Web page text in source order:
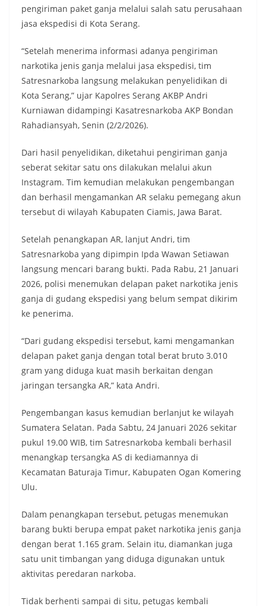
pengiriman paket ganja melalui salah satu perusahaan
jasa ekspedisi di Kota Serang.
“Setelah menerima informasi adanya pengiriman
narkotika jenis ganja melalui jasa ekspedisi, tim
Satresnarkoba langsung melakukan penyelidikan di
Kota Serang,” ujar Kapolres Serang AKBP Andri
Kurniawan didampingi Kasatresnarkoba AKP Bondan
Rahadiansyah, Senin (2/2/2026).
Dari hasil penyelidikan, diketahui pengiriman ganja
seberat sekitar satu ons dilakukan melalui akun
Instagram. Tim kemudian melakukan pengembangan
dan berhasil mengamankan AR selaku pemegang akun
tersebut di wilayah Kabupaten Ciamis, Jawa Barat.
Setelah penangkapan AR, lanjut Andri, tim
Satresnarkoba yang dipimpin Ipda Wawan Setiawan
langsung mencari barang bukti. Pada Rabu, 21 Januari
2026, polisi menemukan delapan paket narkotika jenis
ganja di gudang ekspedisi yang belum sempat dikirim
ke penerima.
“Dari gudang ekspedisi tersebut, kami mengamankan
delapan paket ganja dengan total berat bruto 3.010
gram yang diduga kuat masih berkaitan dengan
jaringan tersangka AR,” kata Andri.
Pengembangan kasus kemudian berlanjut ke wilayah
Sumatera Selatan. Pada Sabtu, 24 Januari 2026 sekitar
pukul 19.00 WIB, tim Satresnarkoba kembali berhasil
menangkap tersangka AS di kediamannya di
Kecamatan Baturaja Timur, Kabupaten Ogan Komering
Ulu.
Dalam penangkapan tersebut, petugas menemukan
barang bukti berupa empat paket narkotika jenis ganja
dengan berat 1.165 gram. Selain itu, diamankan juga
satu unit timbangan yang diduga digunakan untuk
aktivitas peredaran narkoba.
Tidak berhenti sampai di situ, petugas kembali